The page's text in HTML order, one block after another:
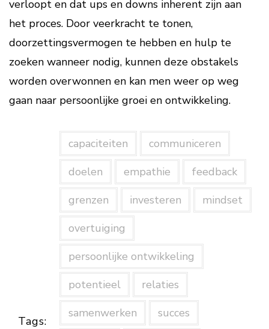
verloopt en dat ups en downs inherent zijn aan
het proces. Door veerkracht te tonen,
doorzettingsvermogen te hebben en hulp te
zoeken wanneer nodig, kunnen deze obstakels
worden overwonnen en kan men weer op weg
gaan naar persoonlijke groei en ontwikkeling.
Tags:
capaciteiten
communiceren
doelen
empathie
feedback
grenzen
investeren
mindset
overtuiging
persoonlijke ontwikkeling
potentieel
relaties
samenwerken
succes